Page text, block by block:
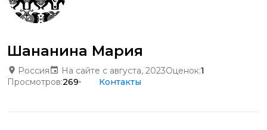
Шананина Мария
Россия На сайте с августа, 2023Оценок:1
Просмотров:269 Контакты